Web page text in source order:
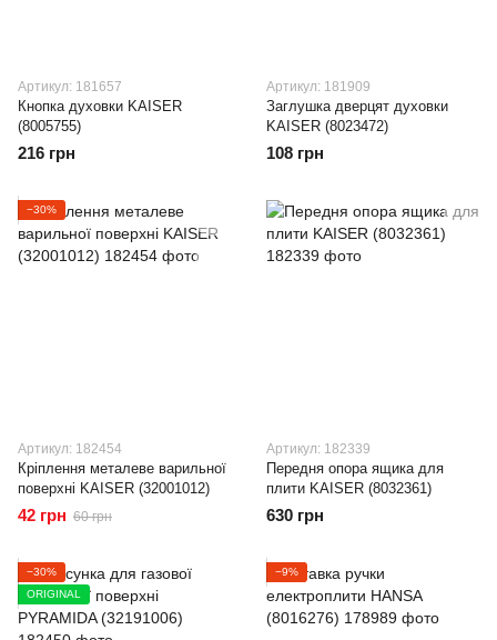
Артикул: 181657
Кнопка духовки KAISER
(8005755)
216 грн
Артикул: 181909
Заглушка дверцят духовки
KAISER (8023472)
108 грн
−30%
Артикул: 182454
Кріплення металеве варильної
поверхні KAISER (32001012)
42 грн 60 грн
Артикул: 182339
Передня опора ящика для
плити KAISER (8032361)
630 грн
−30%
ORIGINAL
−9%